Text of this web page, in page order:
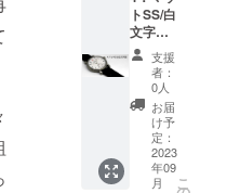
厚み1ｃ
ｍ×ラグ
幅2.2ｃ
ｍ ：
キャリ
ング
ケース/
横37ｃ
ｍ×縦28
ｃｍ×厚
ニュア
ル
５．す
べてを
収める
キャ
リー
バッグ
・数
式
２.
機械式
手巻
ムーブ
メン
ト
３．時
計ケー
トSS/白
文字盤
【定価
57000
円から
5000円
引き】
・商品
ジャン
ル（手
巻き時
支援
者：
0人
お届
け予
定：
2023
年09
月
こ